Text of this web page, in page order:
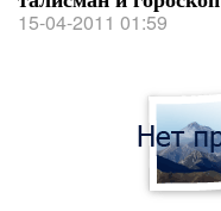
15-04-2011 01:59